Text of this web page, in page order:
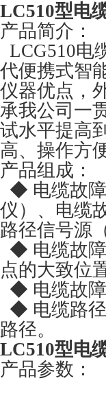
LC510型电
产品简介：
LCG510电
代便携式智
仪器优点，
承我公司一
试水平提高
高、操作方
产品组成：
◆ 电缆故
仪）、电缆
路径信号源
◆ 电缆故
点的大致位
◆ 电缆故
◆ 电缆路
路径。
LC510型电
产品参数：